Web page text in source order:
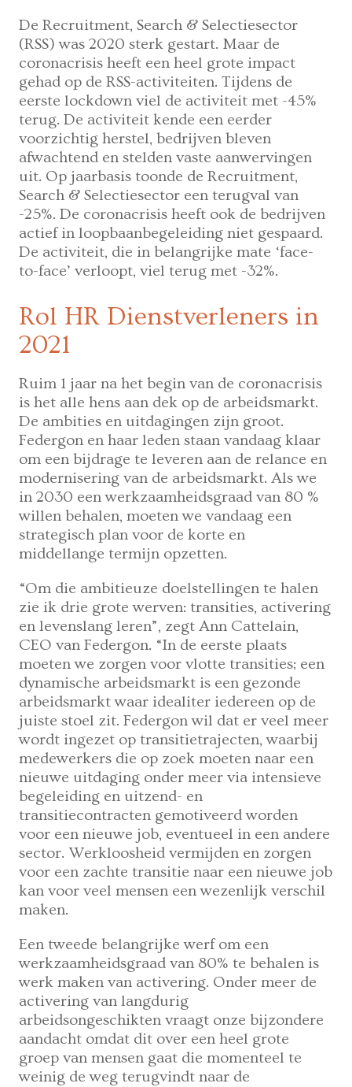
De Recruitment, Search & Selectiesector
(RSS) was 2020 sterk gestart. Maar de
coronacrisis heeft een heel grote impact
gehad op de RSS-activiteiten. Tijdens de
eerste lockdown viel de activiteit met -45%
terug. De activiteit kende een eerder
voorzichtig herstel, bedrijven bleven
afwachtend en stelden vaste aanwervingen
uit. Op jaarbasis toonde de Recruitment,
Search & Selectiesector een terugval van
-25%. De coronacrisis heeft ook de bedrijven
actief in loopbaanbegeleiding niet gespaard.
De activiteit, die in belangrijke mate ‘face-
to-face’ verloopt, viel terug met -32%.
Rol HR Dienstverleners in
2021
Ruim 1 jaar na het begin van de coronacrisis
is het alle hens aan dek op de arbeidsmarkt.
De ambities en uitdagingen zijn groot.
Federgon en haar leden staan vandaag klaar
om een bijdrage te leveren aan de relance en
modernisering van de arbeidsmarkt. Als we
in 2030 een werkzaamheidsgraad van 80 %
willen behalen, moeten we vandaag een
strategisch plan voor de korte en
middellange termijn opzetten.
“Om die ambitieuze doelstellingen te halen
zie ik drie grote werven: transities, activering
en levenslang leren”, zegt Ann Cattelain,
CEO van Federgon. “In de eerste plaats
moeten we zorgen voor vlotte transities; een
dynamische arbeidsmarkt is een gezonde
arbeidsmarkt waar idealiter iedereen op de
juiste stoel zit. Federgon wil dat er veel meer
wordt ingezet op transitietrajecten, waarbij
medewerkers die op zoek moeten naar een
nieuwe uitdaging onder meer via intensieve
begeleiding en uitzend- en
transitiecontracten gemotiveerd worden
voor een nieuwe job, eventueel in een andere
sector. Werkloosheid vermijden en zorgen
voor een zachte transitie naar een nieuwe job
kan voor veel mensen een wezenlijk verschil
maken.
Een tweede belangrijke werf om een
werkzaamheidsgraad van 80% te behalen is
werk maken van activering. Onder meer de
activering van langdurig
arbeidsongeschikten vraagt onze bijzondere
aandacht omdat dit over een heel grote
groep van mensen gaat die momenteel te
weinig de weg terugvindt naar de